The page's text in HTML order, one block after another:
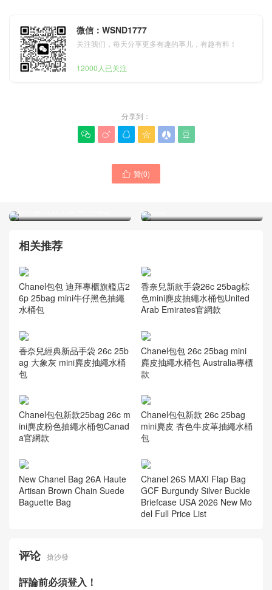
微信：WSND1777
关注我们，每天分享更多有趣的事儿，有趣有料！
12000人已关注
分享到：
     
 贊(0)
Chanel包包新款 26c 25bag
桶包
相关推荐
Chanel包包 迪拜專櫃旗艦店2
6p 25bag mini牛仔黑色抽繩
水桶包
香奈兒新款手袋26c 25bag棕
色mini麂皮抽繩水桶包United
Arab Emirates官網款
香奈兒經典新品手袋 26c 25b
ag 大象灰 mini麂皮抽繩水桶
包
Chanel包包 26c 25bag mini
麂皮抽繩水桶包 Australia專櫃
款
Chanel包包新款25bag 26c m
ini麂皮粉色抽繩水桶包Canad
a官網款
Chanel包包新款 26c 25bag
mini麂皮 杏色牛皮革抽繩水桶
包
New Chanel Bag 26A Haute
Artisan Brown Chain Suede
Baguette Bag
Chanel 26S MAXI Flap Bag
GCF Burgundy Silver Buckle
Briefcase USA 2026 New Mo
del Full Price List
评论 搶沙發
評論前必須登入！